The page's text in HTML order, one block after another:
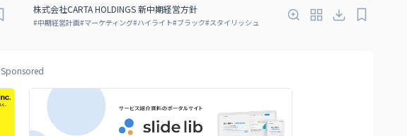
株式会社CARTA HOLDINGS 新中期経営方針
#中期経営計画#マーケティング#ハイライト#ブラック#スタイリッシュ
Sponsored